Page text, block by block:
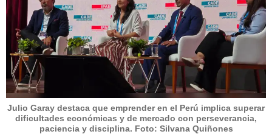
Julio Garay destaca que emprender en el Perú implica superar
dificultades económicas y de mercado con perseverancia,
paciencia y disciplina. Foto: Silvana Quiñones